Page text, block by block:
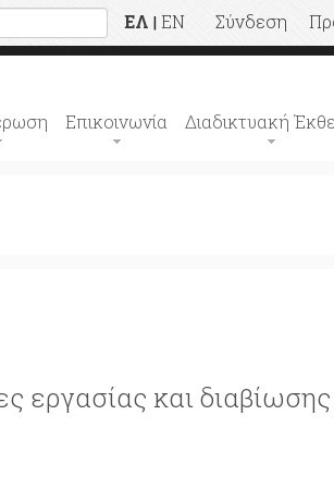
ΕΛ | EN Σύνδεση
Επικοινωνία Διαδικτυακή
εργασίας και